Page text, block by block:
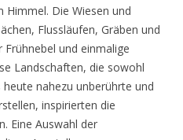
Die Wiesen und
Flussläufen, Gräben und
und einmalige
Landschaften, die sowohl
nahezu unberührte und
inspirierten die
Eine Auswahl der